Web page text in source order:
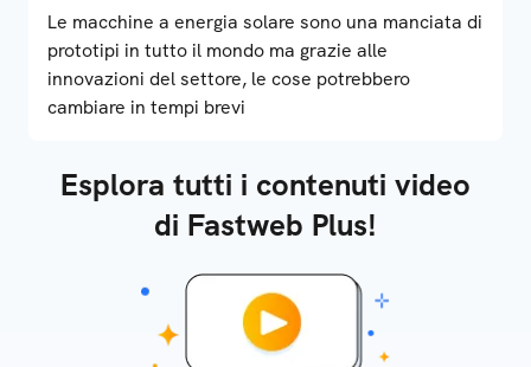
Le macchine a energia solare sono una manciata di
prototipi in tutto il mondo ma grazie alle
innovazioni del settore, le cose potrebbero
cambiare in tempi brevi
Esplora tutti i contenuti video
di Fastweb Plus!